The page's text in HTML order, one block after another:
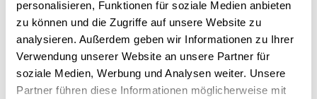
personalisieren, Funktionen für soziale Medien anbieten
zu können und die Zugriffe auf unsere Website zu
analysieren. Außerdem geben wir Informationen zu Ihrer
Verwendung unserer Website an unsere Partner für
soziale Medien, Werbung und Analysen weiter. Unsere
Partner führen diese Informationen möglicherweise mit
ZURÜCK ZUR ÜBERSICHT